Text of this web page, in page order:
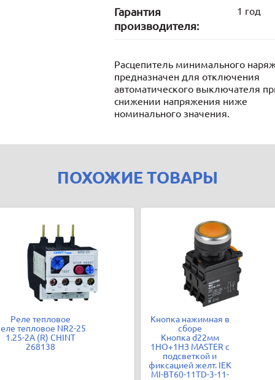
Гарантия
производителя:
1 год
Расцепитель минимального
предназначен для отключения
автоматического выключателя
снижении напряжения ниже
номинального значения.
ПОХОЖИЕ ТОВАРЫ
Реле тепловое
тепловое NR2-25
1.25-2А (R) CHINT
268138
Кнопка нажимная в
сборе
Кнопка d22мм
1НО+1НЗ MASTER с
подсветкой и
фиксацией желт. IEK
MI-BT60-11TD-3-11-